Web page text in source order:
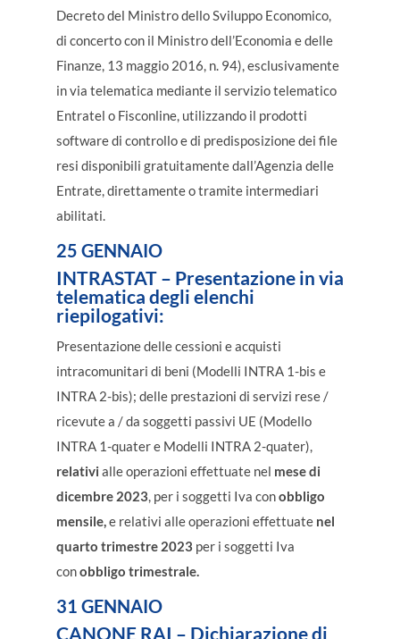
Decreto del Ministro dello Sviluppo Economico,
di concerto con il Ministro dell’Economia e delle
Finanze, 13 maggio 2016, n. 94), esclusivamente
in via telematica mediante il servizio telematico
Entratel o Fisconline, utilizzando il prodotti
software di controllo e di predisposizione dei file
resi disponibili gratuitamente dall’Agenzia delle
Entrate, direttamente o tramite intermediari
abilitati.
25 GENNAIO
INTRASTAT – Presentazione in via
telematica degli elenchi
riepilogativi:
Presentazione delle cessioni e acquisti
intracomunitari di beni (Modelli INTRA 1-bis e
INTRA 2-bis); delle prestazioni di servizi rese /
ricevute a / da soggetti passivi UE (Modello
INTRA 1-quater e Modelli INTRA 2-quater),
relativi alle operazioni effettuate nel mese di
dicembre 2023, per i soggetti Iva conobbligo
mensile,e relativi alle operazioni effettuatenel
quarto trimestre 2023 per i soggetti Iva
conobbligo trimestrale.
31 GENNAIO
CANONE RAI – Dichiarazione di